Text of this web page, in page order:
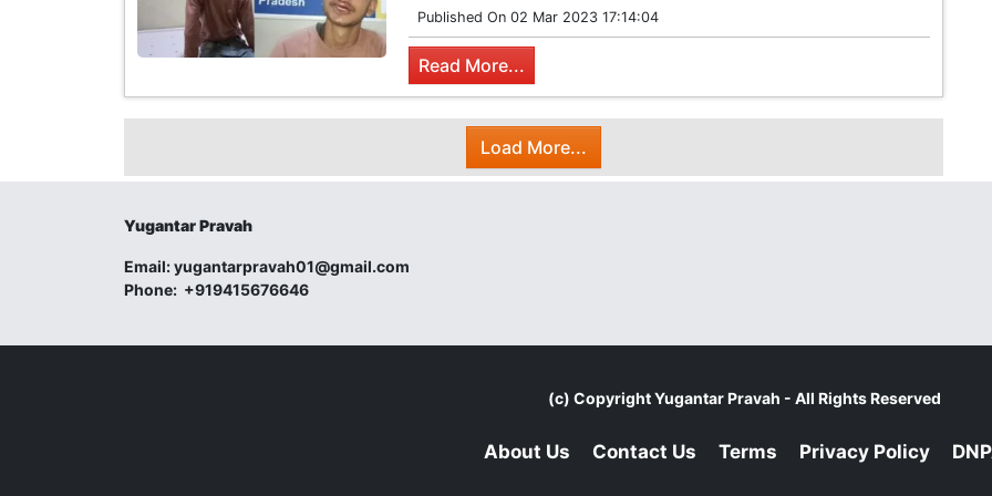
Published On 02 Mar 2023 17:14:04
Read More...
Load More...
Yugantar Pravah
Email:yugantarpravah01@gmail.com
Phone: +919415676646
(c) CopyrightYugantar Pravah - All Rights Reserved
About Us Contact Us Terms Privacy Policy